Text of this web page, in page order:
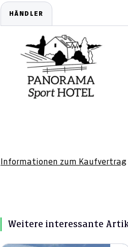
HÄNDLER
Informationen zum Kaufvertrag
Weitere interessante